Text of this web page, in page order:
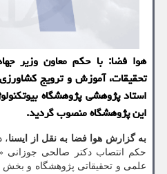
هوا فضا: با حکم معاون وزیر
تحقیقات، آموزش و ترویج
استاد پژوهشی پژوهشگاه
این پژوهشگاه منصوب گردید.
به گزارش هوا فضا به نقل از ایسنا،
حکم انتصاب دکتر صالحی جوزانی
علمی و تحقیقاتی پژوهشگاه و